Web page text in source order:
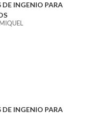
DE INGENIO PARA
DE INGENIO PARA